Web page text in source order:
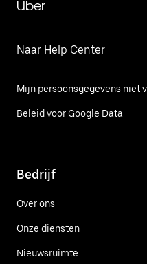
Uber
Naar Help Center
Mijn persoonsgegevens niet
Beleid voor Google Data
Bedrijf
Over ons
Onze diensten
Nieuwsruimte